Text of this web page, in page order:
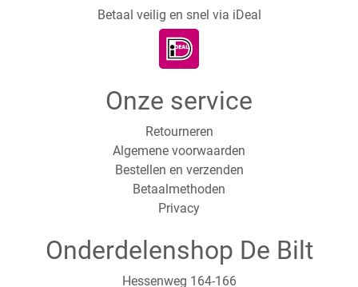
Betaal veilig en snel via iDeal
Onze service
Retourneren
Algemene voorwaarden
Bestellen en verzenden
Betaalmethoden
Privacy
Onderdelenshop De Bilt
Hessenweg 164-166